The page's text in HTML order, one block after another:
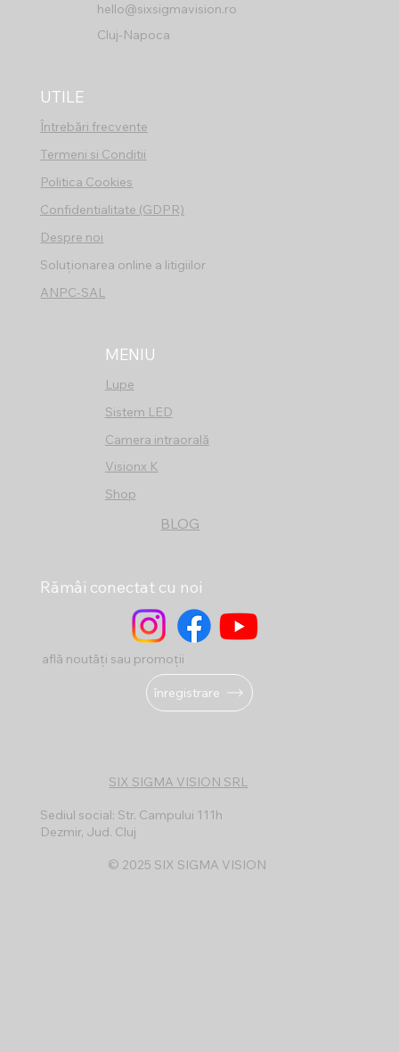
SIX SIGMA VISION SRL
Sediul social: Str. Campului 111h
Dezmir, Jud. Cluj
© 2025 SIX SIGMA VISION
Rămâi conectat cu noi
află noutăți sau promoții
înregistrare
MENIU
Lupe
Sistem LED
Camera intraorală
Visionx K
Shop
BLOG
UTILE
Întrebări frecvente
Termeni si Conditii​
​Politica Cookies​
Confidentialitate (GDPR)​​
Despre noi
Soluționarea online a litigiilor
​ANPC-SAL
hello@sixsigmavision.ro
Cluj-Napoca